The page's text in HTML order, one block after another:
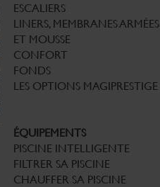
ESCALIERS
LINERS, MEMBRANES ARMÉES
ET MOUSSE
CONFORT
FONDS
LES OPTIONS MAGIPRESTIGE
ÉQUIPEMENTS
PISCINE INTELLIGENTE
FILTRER SA PISCINE
CHAUFFER SA PISCINE